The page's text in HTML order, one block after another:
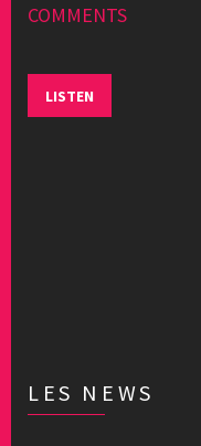
COMMENTS
LISTEN
LES NEWS